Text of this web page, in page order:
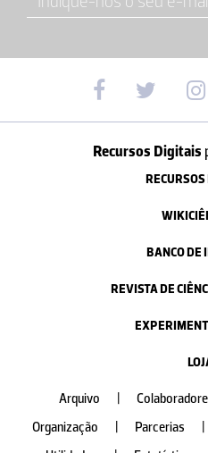
Recursos Digitais
BANCO DE
REVISTA DE
Arquivo
Organização
Parcerias